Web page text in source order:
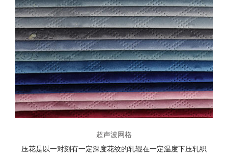
超声波网格
压花是以一对刻有一定深度花纹的轧辊在一定温度下压轧织